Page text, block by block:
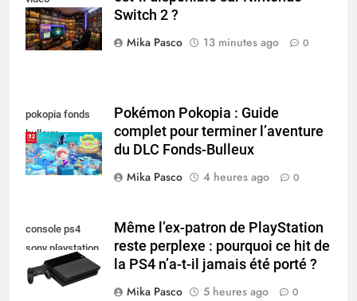
collectionneur
Switch 2 ?
Mika Pasco
13 minutes ago 0
pokopia fonds
bulleux
Pokémon Pokopia : Guide
complet pour terminer l’aventure
du DLC Fonds-Bulleux
Mika Pasco
4 heures ago 0
console ps4
sony playstation
Même l’ex-patron de PlayStation
reste perplexe : pourquoi ce hit de
la PS4 n’a-t-il jamais été porté ?
Mika Pasco
5 heures ago 0